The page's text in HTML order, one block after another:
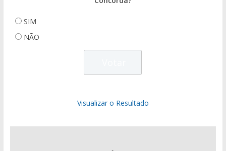
SIM
NÃO
Visualizar o Resultado